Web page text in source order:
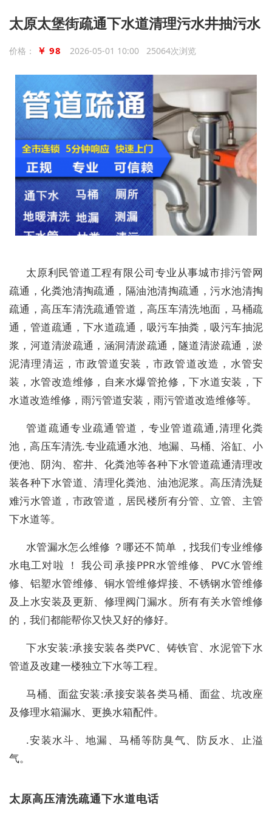
太原太堡街疏通下水道清理污水井抽污水
价格： ￥ 98 2026-05-01 10:00 25064次浏览
太原利民管道工程有限公司专业从事城市排污管网
疏通，化粪池清掏疏通，隔油池清掏疏通，污水池清掏
疏通，高压车清洗疏通管道，高压车清洗地面，马桶疏
通，管道疏通，下水道疏通，吸污车抽粪，吸污车抽泥
浆，河道清淤疏通，涵洞清淤疏通，隧道清淤疏通，淤
泥清理清运，市政管道安装，市政管道改造，水管安
装，水管改造维修，自来水爆管抢修，下水道安装，下
水道改造维修，雨污管道安装，雨污管道改造维修等。
管道疏通专业疏通管道，专业管道疏通,清理化粪
池，高压车清洗.专业疏通水池、地漏、马桶、浴缸、小
便池、阴沟、窑井、化粪池等各种下水管道疏通清理改
装各种下水管道、清理化粪池、油池泥浆。高压清洗疑
难污水管道，市政管道，居民楼所有分管、立管、主管
下水道等。
水管漏水怎么维修 ？哪还不简单 ，找我们专业维修
水电工对啦 ！ 我公司承接PPR水管维修、PVC水管维
修、铝塑水管维修、铜水管维修焊接、不锈钢水管维修
及上水安装及更新、修理阀门漏水。所有有关水管维修
的，我们都能帮你又快又好的修好。
下水安装:承接安装各类PVC、铸铁官、水泥管下水
管道及改建一楼独立下水等工程。
马桶、面盆安装:承接安装各类马桶、面盆、坑改座
及修理水箱漏水、更换水箱配件。
.安装水斗、地漏、马桶等防臭气、防反水、止溢
气。
太原高压清洗疏通下水道电话